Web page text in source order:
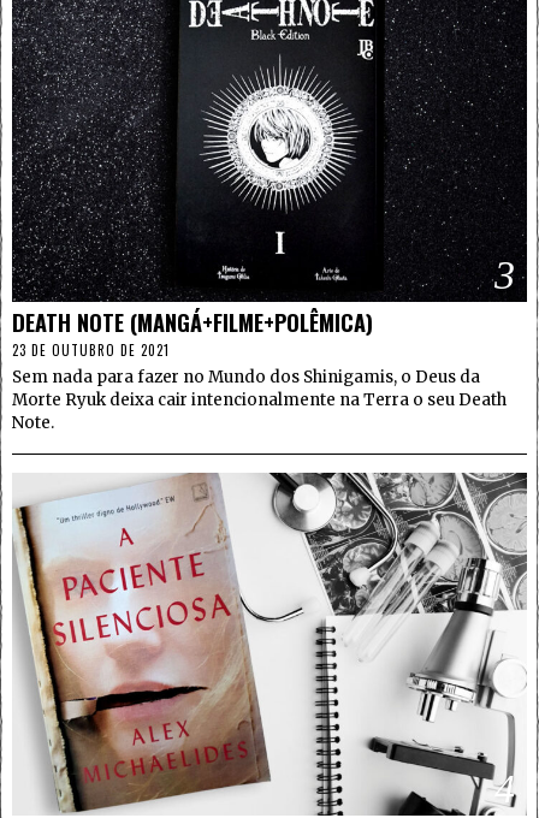
3
DEATH NOTE (MANGÁ+FILME+POLÊMICA)
23 DE OUTUBRO DE 2021
Sem nada para fazer no Mundo dos Shinigamis, o Deus da
Morte Ryuk deixa cair intencionalmente na Terra o seu Death
Note.
4